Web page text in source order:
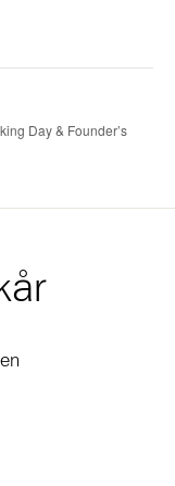
Day & Founder’s